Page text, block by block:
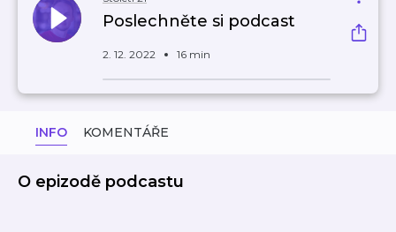
Poslechněte si podcast
2. 12. 2022 16 min
INFO KOMENTÁŘE
O epizodě podcastu